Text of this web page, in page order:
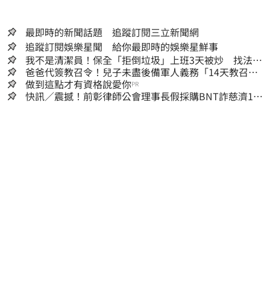
最即時的新聞話題 追蹤訂閱三立新聞網
追蹤訂閱娛樂星聞 給你最即時的娛樂星鮮事
我不是清潔員！保全「拒倒垃圾」上班3天被炒 找法院
討公道結果出爐
爸爸代簽教召令！兒子未盡後備軍人義務「14天教召不
去」換3個月刑期
做到這點才有資格說愛你PR
快訊／震撼！前彰律師公會理事長假採購BNT詐慈濟10